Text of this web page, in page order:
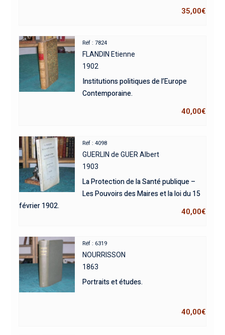
35,00€
Réf : 7824
FLANDIN Etienne
1902
Institutions politiques de l’Europe
Contemporaine.
40,00€
Réf : 4098
GUERLIN de GUER Albert
1903
La Protection de la Santé publique –
Les Pouvoirs des Maires et la loi du 15
février 1902.
40,00€
Réf : 6319
NOURRISSON
1863
Portraits et études.
40,00€